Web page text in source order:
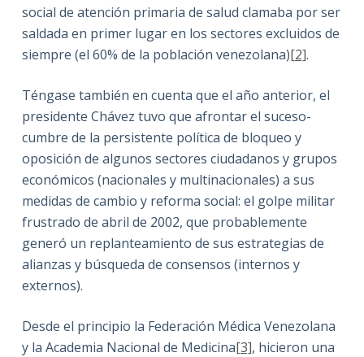
social de atención primaria de salud clamaba por ser
saldada en primer lugar en los sectores excluidos de
siempre (el 60% de la población venezolana)[2].
Téngase también en cuenta que el año anterior, el
presidente Chávez tuvo que afrontar el suceso-
cumbre de la persistente política de bloqueo y
oposición de algunos sectores ciudadanos y grupos
económicos (nacionales y multinacionales) a sus
medidas de cambio y reforma social: el golpe militar
frustrado de abril de 2002, que probablemente
generó un replanteamiento de sus estrategias de
alianzas y búsqueda de consensos (internos y
externos).
Desde el principio la Federación Médica Venezolana
y la Academia Nacional de Medicina[3], hicieron una